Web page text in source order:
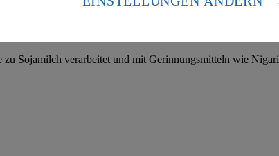
Sojamilch verarbeitet und mit Gerinnungsmitteln wie